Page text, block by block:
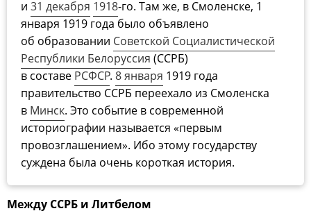
и 31 декабря 1918-го. Там же, в Смоленске, 1
января 1919 года было объявлено
об образовании Советской Социалистической
Республики Белоруссия (ССРБ)
в составе РСФСР. 8 января 1919 года
правительство ССРБ переехало из Смоленска
в Минск. Это событие в современной
историографии называется «первым
провозглашением». Ибо этому государству
суждена была очень короткая история.
Между ССРБ и Литбелом